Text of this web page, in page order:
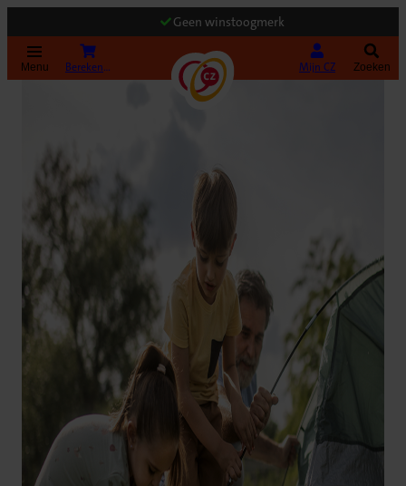
Geen winstoogmerk
Menu Bereken uw premie Mijn CZ Zoeken